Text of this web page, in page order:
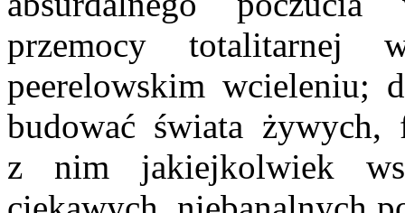
przemocy totalitarnej
peerelowskim wcieleniu;
budować świata
z nim jakiejkolwiek